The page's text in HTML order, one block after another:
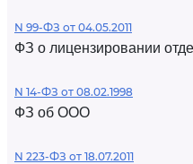
N 99-ФЗ от 04.05.2011
ФЗ о лицензировании
N 14-ФЗ от 08.02.1998
ФЗ об ООО
N 223-ФЗ от 18.07.2011